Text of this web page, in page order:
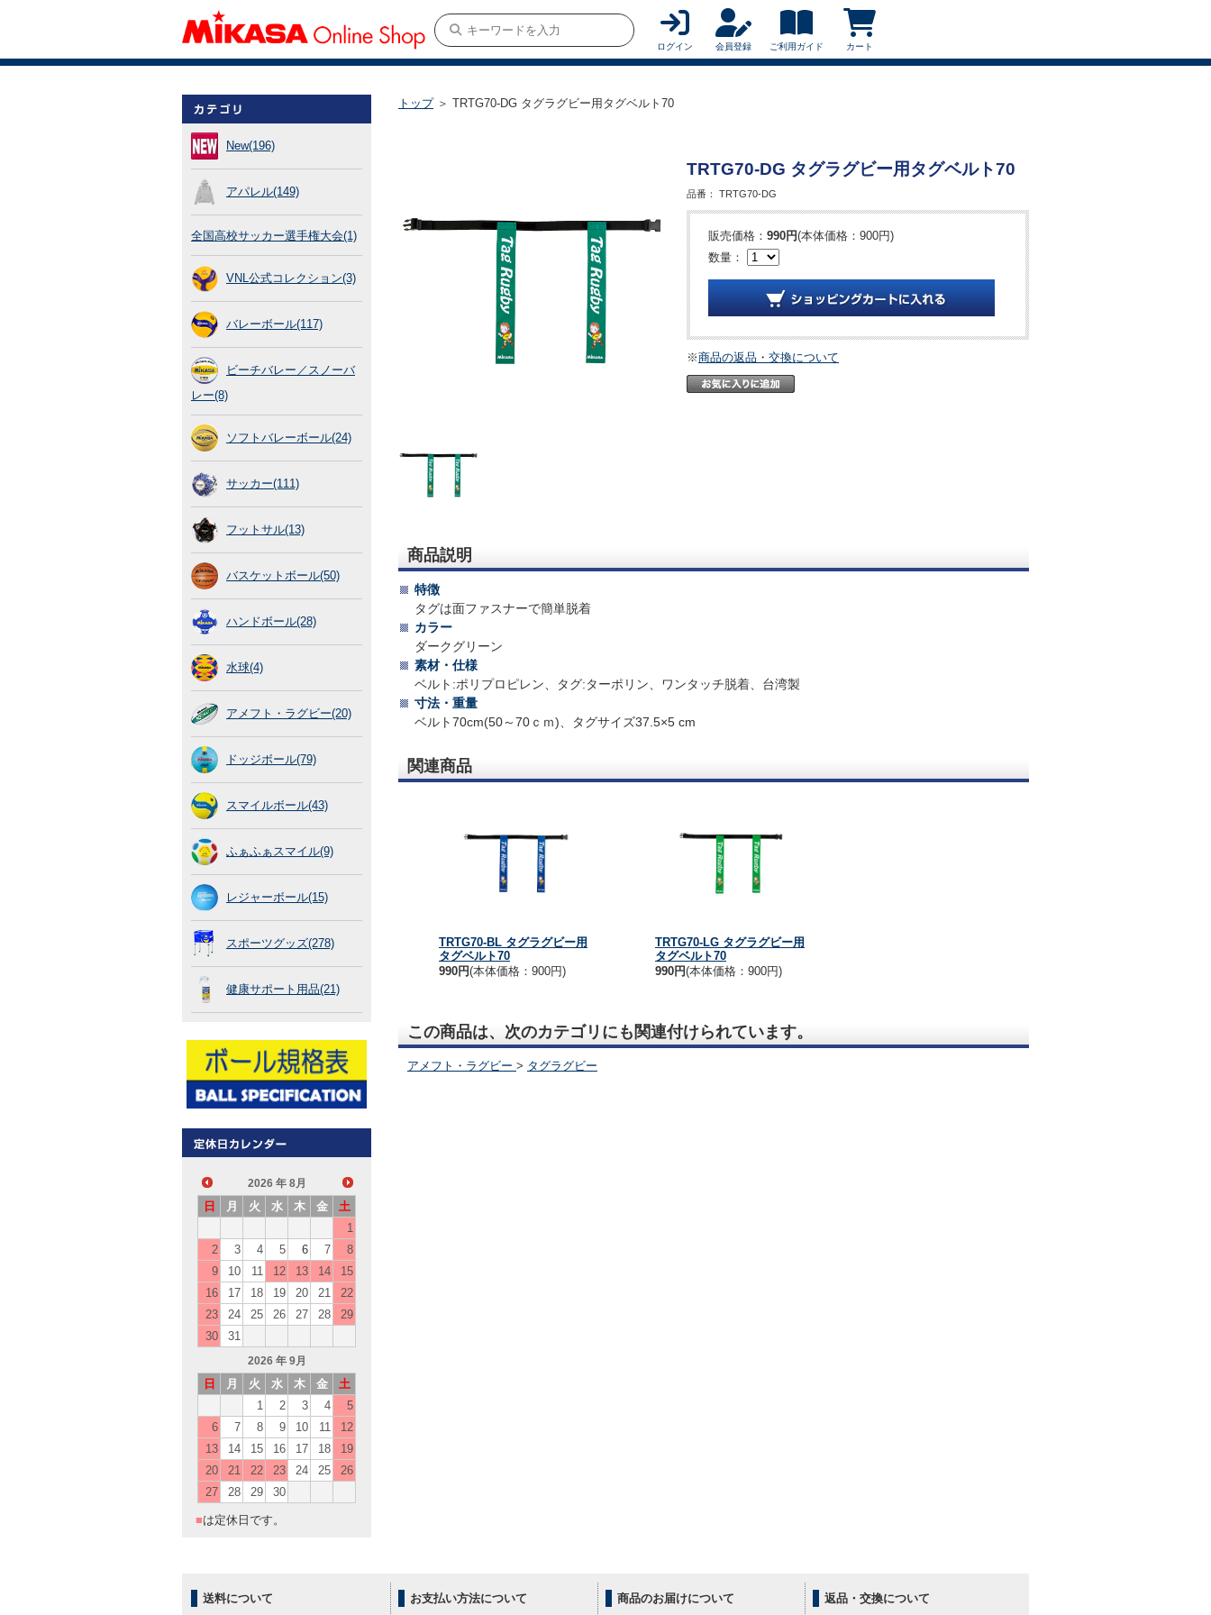
ログイン 会員登録 ご利用ガイド カート
New(196)
アパレル(149)
全国高校サッカー選手権大会(1)
VNL公式コレクション(3)
バレーボール(117)
ビーチバレー／スノーバ
レー(8)
ソフトバレーボール(24)
サッカー(111)
フットサル(13)
バスケットボール(50)
ハンドボール(28)
水球(4)
アメフト・ラグビー(20)
ドッジボール(79)
スマイルボール(43)
ふぁふぁスマイル(9)
レジャーボール(15)
スポーツグッズ(278)
健康サポート用品(21)
2026 年 8月
日 月 火 水 木 金
土
1
2
3 4 5 6 7
8
9
10 11 12 13 14
15
16
17 18 19 20 21
22
23
24 25 26 27 28
29
30
31
2026 年 9月
日 月 火 水 木 金
土
1
2 3 4
5
6
7 8 9 10 11
12
13
14 15 16 17 18
19
20
21 22 23 24 25
26
27
28 29 30
■は定休日です。
トップ＞ TRTG70-DG タグラグビー用タグベルト70
TRTG70-DG タグラグビー用タグベルト70
品番： TRTG70-DG
販売価格： 990円(本体価格：900円)
数量：
※商品の返品・交換について
商品説明
特徴
タグは面ファスナーで簡単脱着
カラー
ダークグリーン
素材・仕様
ベルト:ポリプロピレン、タグ:ターポリン、ワンタッチ脱着、台湾製
寸法・重量
ベルト70cm(50～70ｃｍ)、タグサイズ37.5×5 cm
関連商品
TRTG70-BL タグラグビー用
タグベルト70
990円(本体価格：900円)
TRTG70-LG タグラグビー用
タグベルト70
990円(本体価格：900円)
この商品は、次のカテゴリにも関連付けられています。
アメフト・ラグビー > タグラグビー
送料について お支払い方法について 商品のお届けについて 返品・交換について